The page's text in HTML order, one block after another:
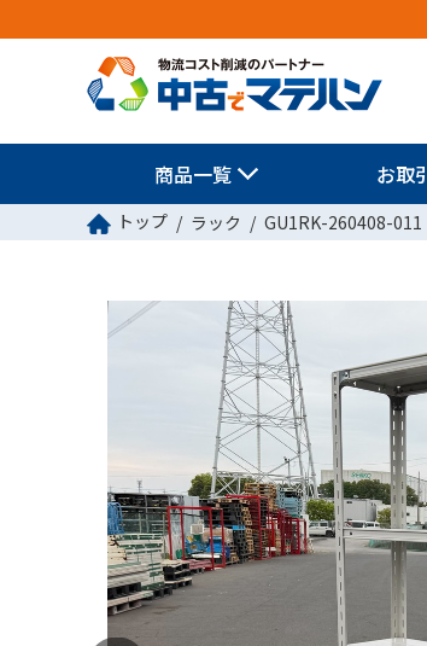
商品一覧 お取
トップ ラック GU1RK-260408-011